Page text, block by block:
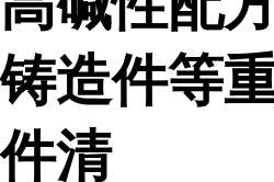
铸造件等
件清